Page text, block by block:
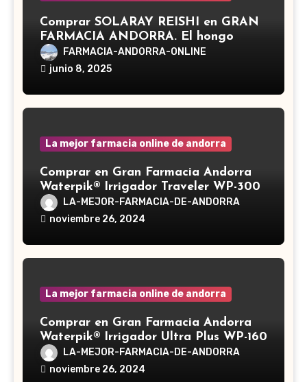
Comprar SOLARAY REISHI en GRAN
FARMACIA ANDORRA. El hongo
Reishi, cuyo nombre científico es
Ganoderma lucidum, es un hongo
en la medicina tradicional asiática
FARMACIA-ANDORRA-ONLINE
junio 8, 2025
La mejor farmacia online de andorra
Comprar en Gran Farmacia Andorra
Waterpik® Irrigador Traveler WP-300
LA-MEJOR-FARMACIA-DE-ANDORRA
noviembre 26, 2024
La mejor farmacia online de andorra
Comprar en Gran Farmacia Andorra
Waterpik® Irrigador Ultra Plus WP-160
LA-MEJOR-FARMACIA-DE-ANDORRA
noviembre 26, 2024